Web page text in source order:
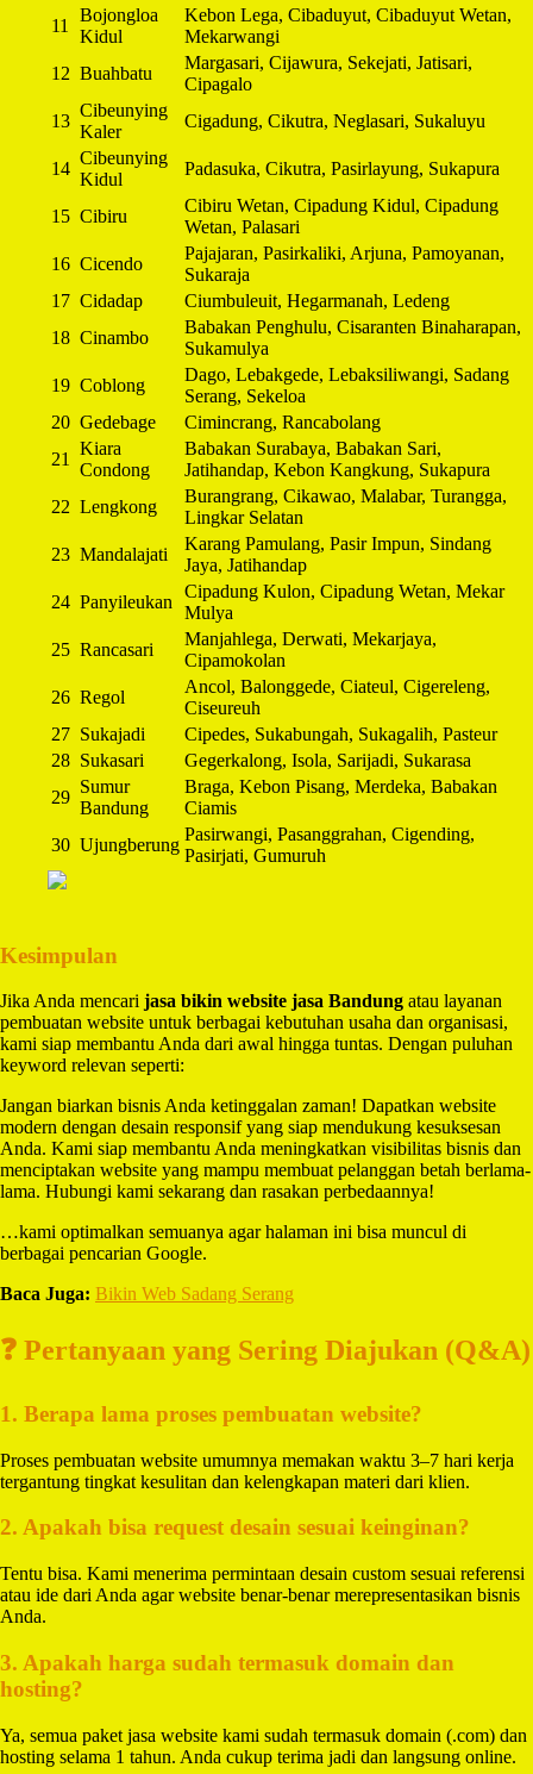
11
Bojongloa
Kidul
Kebon Lega, Cibaduyut, Cibaduyut Wetan,
Mekarwangi
12 Buahbatu
Margasari, Cijawura, Sekejati, Jatisari,
Cipagalo
13
Cibeunying
Kaler
Cigadung, Cikutra, Neglasari, Sukaluyu
14
Cibeunying
Kidul
Padasuka, Cikutra, Pasirlayung, Sukapura
15 Cibiru
Cibiru Wetan, Cipadung Kidul, Cipadung
Wetan, Palasari
16 Cicendo
Pajajaran, Pasirkaliki, Arjuna, Pamoyanan,
Sukaraja
17 Cidadap
Ciumbuleuit, Hegarmanah, Ledeng
18 Cinambo
Babakan Penghulu, Cisaranten Binaharapan,
Sukamulya
19 Coblong
Dago, Lebakgede, Lebaksiliwangi, Sadang
Serang, Sekeloa
20 Gedebage
Cimincrang, Rancabolang
21
Kiara
Condong
Babakan Surabaya, Babakan Sari,
Jatihandap, Kebon Kangkung, Sukapura
22 Lengkong
Burangrang, Cikawao, Malabar, Turangga,
Lingkar Selatan
23 Mandalajati
Karang Pamulang, Pasir Impun, Sindang
Jaya, Jatihandap
24 Panyileukan
Cipadung Kulon, Cipadung Wetan, Mekar
Mulya
25 Rancasari
Manjahlega, Derwati, Mekarjaya,
Cipamokolan
26 Regol
Ancol, Balonggede, Ciateul, Cigereleng,
Ciseureuh
27 Sukajadi
Cipedes, Sukabungah, Sukagalih, Pasteur
28 Sukasari
Gegerkalong, Isola, Sarijadi, Sukarasa
29
Sumur
Bandung
Braga, Kebon Pisang, Merdeka, Babakan
Ciamis
30 Ujungberung
Pasirwangi, Pasanggrahan, Cigending,
Pasirjati, Gumuruh
Kesimpulan
Jika Anda mencari jasa bikin website jasa Bandung atau layanan
pembuatan website untuk berbagai kebutuhan usaha dan organisasi,
kami siap membantu Anda dari awal hingga tuntas. Dengan puluhan
keyword relevan seperti:
Jangan biarkan bisnis Anda ketinggalan zaman! Dapatkan website
modern dengan desain responsif yang siap mendukung kesuksesan
Anda. Kami siap membantu Anda meningkatkan visibilitas bisnis dan
menciptakan website yang mampu membuat pelanggan betah berlama-
lama. Hubungi kami sekarang dan rasakan perbedaannya!
…kami optimalkan semuanya agar halaman ini bisa muncul di
berbagai pencarian Google.
Baca Juga: Bikin Web Sadang Serang
❓ Pertanyaan yang Sering Diajukan (Q&A)
1. Berapa lama proses pembuatan website?
Proses pembuatan website umumnya memakan waktu 3–7 hari kerja
tergantung tingkat kesulitan dan kelengkapan materi dari klien.
2. Apakah bisa request desain sesuai keinginan?
Tentu bisa. Kami menerima permintaan desain custom sesuai referensi
atau ide dari Anda agar website benar-benar merepresentasikan bisnis
Anda.
3. Apakah harga sudah termasuk domain dan
hosting?
Ya, semua paket jasa website kami sudah termasuk domain (.com) dan
hosting selama 1 tahun. Anda cukup terima jadi dan langsung online.